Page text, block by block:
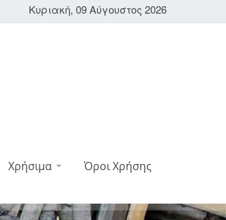
Κυριακή, 09 Αύγουστος 2026
Χρήσιμα Όροι Χρήσης